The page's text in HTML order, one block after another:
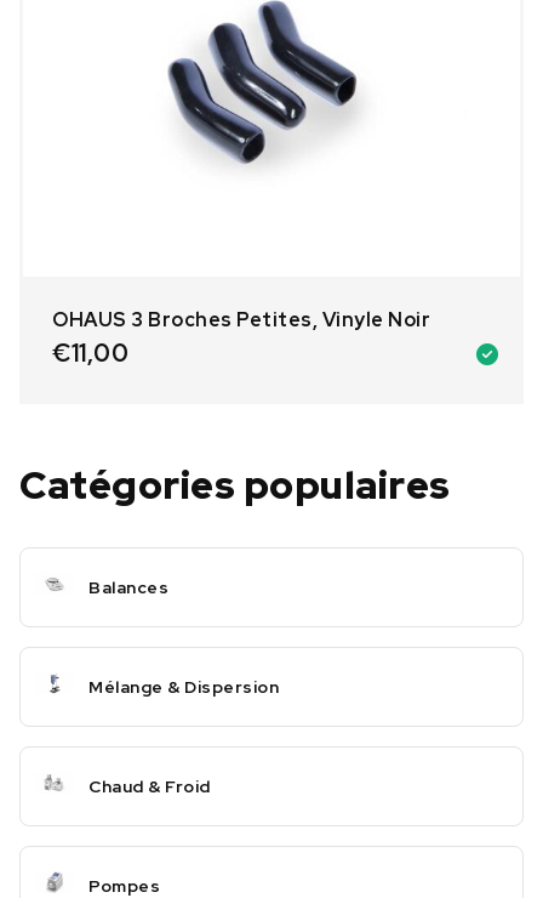
OHAUS 3 Broches Petites, Vinyle Noir
€11,00
Catégories populaires
Balances
Mélange & Dispersion
Chaud & Froid
Pompes